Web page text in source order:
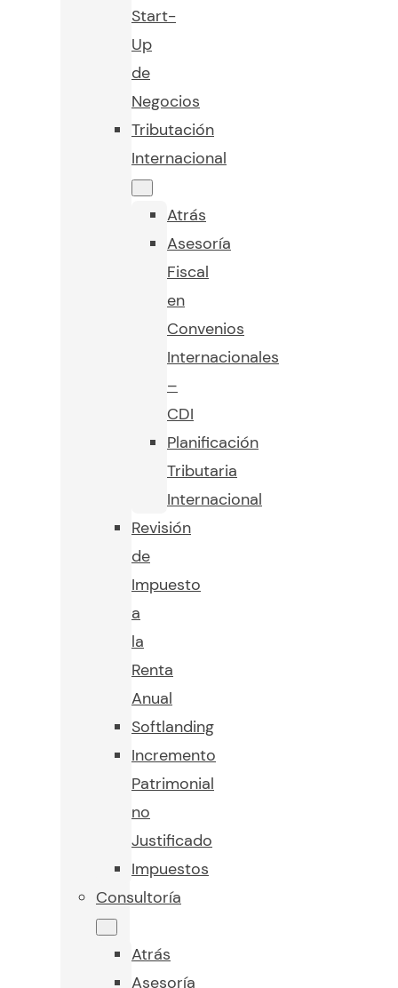
Start-
Up
de
Negocios
Tributación
Internacional
Atrás
Asesoría
Fiscal
en
Convenios
Internacionales
–
CDI
Planificación
Tributaria
Internacional
Revisión
de
Impuesto
a
la
Renta
Anual
Softlanding
Incremento
Patrimonial
no
Justificado
Impuestos
Consultoría
Atrás
Asesoría